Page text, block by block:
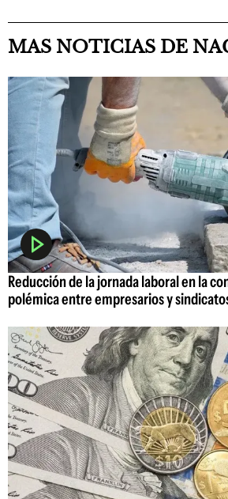
MAS NOTICIAS DE
Reducción de la jornada laboral en la
polémica entre empresarios y